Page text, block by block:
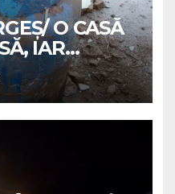
O CASĂ
IAR
SUFERIT